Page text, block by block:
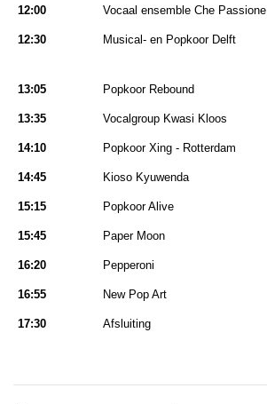
12:00 Vocaal ensemble Che Passione
12:30 Musical- en Popkoor Delft
13:05 Popkoor Rebound
13:35 Vocalgroup Kwasi Kloos
14:10 Popkoor Xing - Rotterdam
14:45 Kioso Kyuwenda
15:15 Popkoor Alive
15:45 Paper Moon
16:20 Pepperoni
16:55 New Pop Art
17:30 Afsluiting